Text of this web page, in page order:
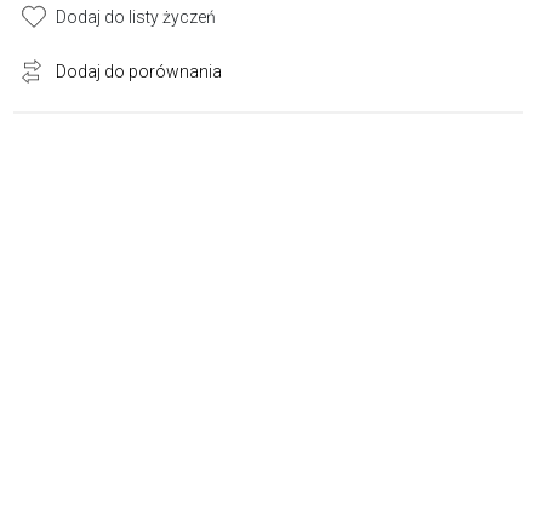
Dodaj do listy życzeń
Dodaj do porównania